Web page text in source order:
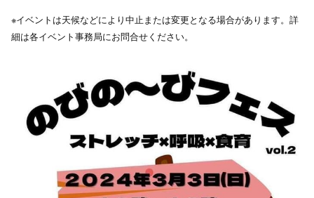
※イベントは天候などにより中止または変更となる場合があります。詳
細は各イベント事務局にお問合せください。